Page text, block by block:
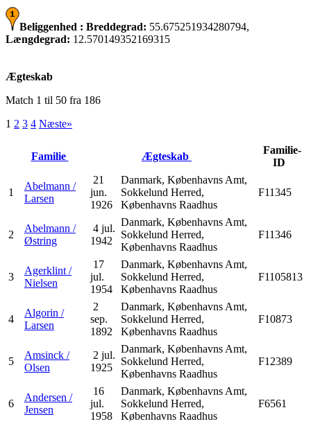
Beliggenhed : Breddegrad: 55.675251934280794,
Længdegrad: 12.570149352169315
Ægteskab
Match 1 til 50 fra 186
1 2 3 4 Næste»
Familie Ægteskab
Familie-
ID
1
Abelmann /
Larsen
21
jun.
1926
Danmark, Københavns Amt,
Sokkelund Herred,
Københavns Raadhus
F11345
2
Abelmann /
Østring
4 jul.
1942
Danmark, Københavns Amt,
Sokkelund Herred,
Københavns Raadhus
F11346
3
Agerklint /
Nielsen
17
jul.
1954
Danmark, Københavns Amt,
Sokkelund Herred,
Københavns Raadhus
F1105813
4
Algorin /
Larsen
2
sep.
1892
Danmark, Københavns Amt,
Sokkelund Herred,
Københavns Raadhus
F10873
5
Amsinck /
Olsen
2 jul.
1925
Danmark, Københavns Amt,
Sokkelund Herred,
Københavns Raadhus
F12389
6
Andersen /
Jensen
16
jul.
1958
Danmark, Københavns Amt,
Sokkelund Herred,
Københavns Raadhus
F6561